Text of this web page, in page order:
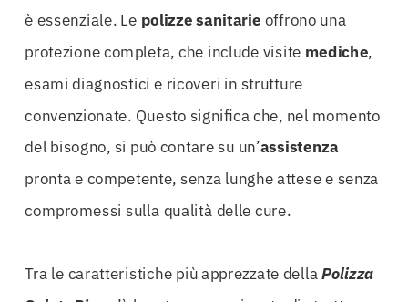
è essenziale. Le polizzesanitarie offrono una
protezione completa, che include visite mediche,
esami diagnostici e ricoveri in strutture
convenzionate. Questo significa che, nel momento
del bisogno, si può contare su un’assistenza
pronta e competente, senza lunghe attese e senza
compromessi sulla qualità delle cure.
Tra le caratteristiche più apprezzate dellaPolizza